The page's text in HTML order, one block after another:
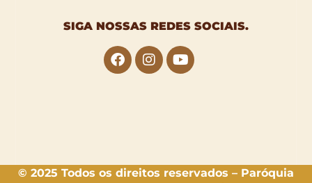
SIGA NOSSAS REDES SOCIAIS.
© 2025 Todos os direitos reservados – Paróquia